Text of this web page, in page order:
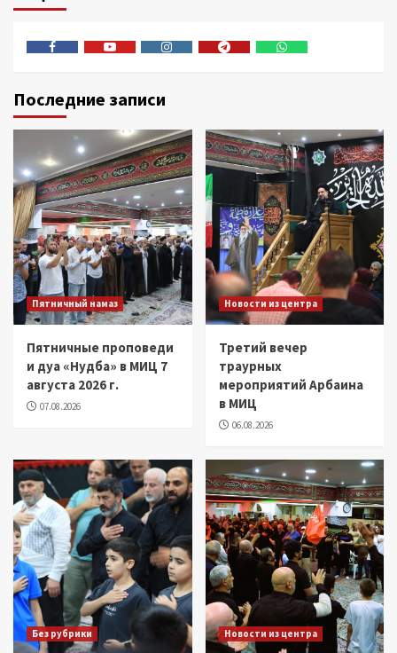
Последние записи
Пятничный намаз
Пятничные проповеди
и дуа «Нудба» в МИЦ 7
августа 2026 г.
07.08.2026
Новости из центра
Третий вечер
траурных
мероприятий Арбаина
в МИЦ
06.08.2026
Без рубрики Новости из центра